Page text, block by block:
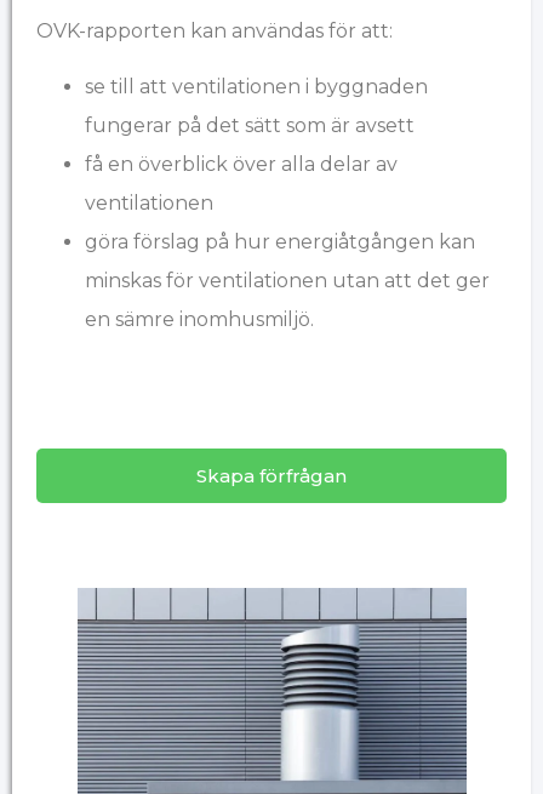
OVK-rapporten kan användas för att:
se till att ventilationen i byggnaden
fungerar på det sätt som är avsett
få en överblick över alla delar av
ventilationen
göra förslag på hur energiåtgången kan
minskas för ventilationen utan att det ger
en sämre inomhusmiljö.
Skapa förfrågan